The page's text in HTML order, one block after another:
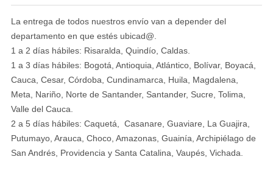
La entrega de todos nuestros envío van a depender del
departamento en que estés ubicad@.
1 a 2 días hábiles: Risaralda, Quindío, Caldas.
1 a 3 días hábiles: Bogotá, Antioquia, Atlántico, Bolívar, Boyacá,
Cauca, Cesar, Córdoba, Cundinamarca, Huila, Magdalena,
Meta, Nariño, Norte de Santander, Santander, Sucre, Tolima,
Valle del Cauca.
2 a 5 días hábiles: Caquetá, Casanare, Guaviare, La Guajira,
Putumayo, Arauca, Choco, Amazonas, Guainía, Archipiélago de
San Andrés, Providencia y Santa Catalina, Vaupés, Vichada.